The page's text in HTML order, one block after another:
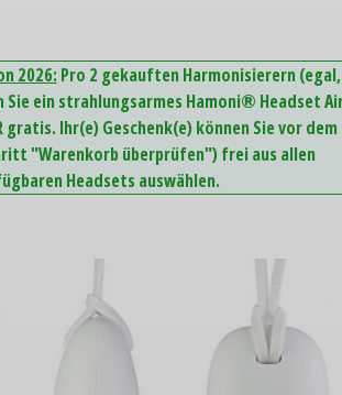
2026: Pro 2 gekauften Harmonisierern (egal,
Sie ein strahlungsarmes Hamoni® Headset
gratis. Ihr(e) Geschenk(e) können Sie vor dem
"Warenkorb überprüfen") frei aus allen
Headsets auswählen.